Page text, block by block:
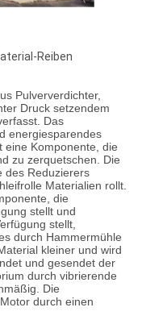
Reiben
Pulververdichter,
Druck setzendem
Das
energiesparendes
eine Komponente, die
zu zerquetschen. Die
des Reduzierers
Materialien rollt.
die
stellt und
stellt,
durch Hammermühle
kleiner und wird
und gesendet der
durch vibrierende
Die
durch einen